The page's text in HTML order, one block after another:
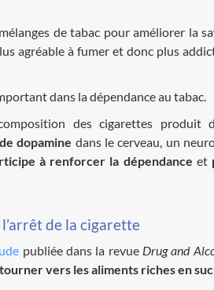
de tabac pour améliorer la
agréable à fumer et donc plus
dans la dépendance au tabac.
des cigarettes produit
dopamine dans le cerveau, un
à renforcer la dépendance et
de la cigarette
publiée dans la revue Drug and
tourner vers les aliments riches en